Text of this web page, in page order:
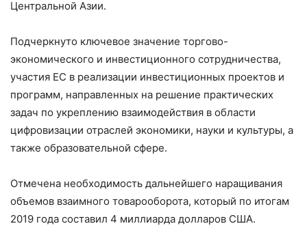
Центральной Азии.
Подчеркнуто ключевое значение торгово-
экономического и инвестиционного сотрудничества,
участия ЕС в реализации инвестиционных проектов и
программ, направленных на решение практических
задач по укреплению взаимодействия в области
цифровизации отраслей экономики, науки и культуры, а
также образовательной сфере.
Отмечена необходимость дальнейшего наращивания
объемов взаимного товарооборота, который по итогам
2019 года составил 4 миллиарда долларов США.